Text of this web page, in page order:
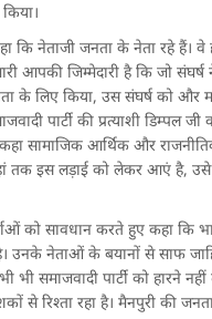
कि नेताजी जनता के नेता रहे हैं। वे
आपकी जिम्मेदारी है कि जो संघर्ष
के लिए किया, उस संघर्ष को और
पार्टी की प्रत्याशी डिम्पल जी
कहा सामाजिक आर्थिक और
तक इस लड़ाई को लेकर आएं है,
को सावधान करते हुए कहा कि
उनके नेताओं के बयानों से साफ
समाजवादी पार्टी को हारने नहीं
से रिश्ता रहा है। मैनपुरी की